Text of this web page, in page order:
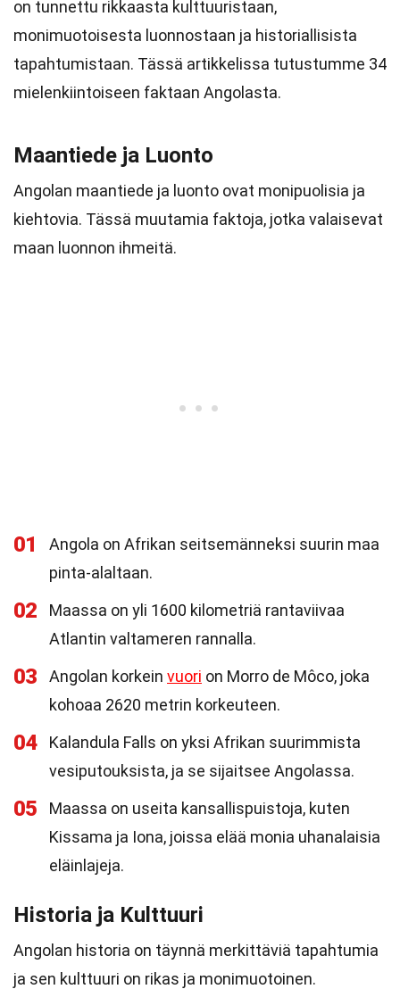
on tunnettu rikkaasta kulttuuristaan,
monimuotoisesta luonnostaan ja historiallisista
tapahtumistaan. Tässä artikkelissa tutustumme 34
mielenkiintoiseen faktaan Angolasta.
Maantiede ja Luonto
Angolan maantiede ja luonto ovat monipuolisia ja
kiehtovia. Tässä muutamia faktoja, jotka valaisevat
maan luonnon ihmeitä.
01
Angola on Afrikan seitsemänneksi suurin maa
pinta-alaltaan.
02
Maassa on yli 1600 kilometriä rantaviivaa
Atlantin valtameren rannalla.
03 Angolan korkein vuori on Morro de Môco, joka
kohoaa 2620 metrin korkeuteen.
04
Kalandula Falls on yksi Afrikan suurimmista
vesiputouksista, ja se sijaitsee Angolassa.
05
Maassa on useita kansallispuistoja, kuten
Kissama ja Iona, joissa elää monia uhanalaisia
eläinlajeja.
Historia ja Kulttuuri
Angolan historia on täynnä merkittäviä tapahtumia
ja sen kulttuuri on rikas ja monimuotoinen.